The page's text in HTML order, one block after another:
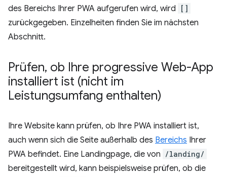
des Bereichs Ihrer PWA aufgerufen wird, wird
[]
zurückgegeben. Einzelheiten finden Sie im nächsten
Abschnitt.
Prüfen, ob Ihre progressive Web-App
installiert ist (nicht im
Leistungsumfang enthalten)
Ihre Website kann prüfen, ob Ihre PWA installiert ist,
auch wenn sich die Seite außerhalb des Bereichs Ihrer
PWA befindet. Eine Landingpage, die von /landing/
bereitgestellt wird, kann beispielsweise prüfen, ob die